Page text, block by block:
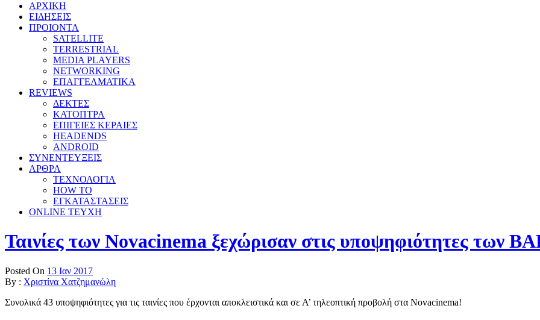
ΑΡΧΙΚΗ
ΕΙΔΗΣΕΙΣ
ΠΡΟΙΟΝΤΑ
SATELLITE
TERRESTRIAL
MEDIA PLAYERS
NETWORKING
ΕΠΑΓΓΕΛΜΑΤΙΚΑ
REVIEWS
ΔΕΚΤΕΣ
ΚΑΤΟΠΤΡΑ
ΕΠΙΓΕΙΕΣ ΚΕΡΑΙΕΣ
HEADENDS
ANDROID
ΣΥΝΕΝΤΕΥΞΕΙΣ
ΑΡΘΡΑ
ΤΕΧΝΟΛΟΓΙΑ
HOW TO
ΕΓΚΑΤΑΣΤΑΣΕΙΣ
ONLINE TEYXH
Ταινίες των Novacinema ξεχώρισαν στις υποψηφιότητες των
Posted On 13 Ιαν 2017
By : Χριστίνα Χατζημανώλη
Συνολικά 43 υποψηφιότητες για τις ταινίες που έρχονται αποκλειστικά και σε Α’ τηλεοπτική προβολή στα Novacinema!